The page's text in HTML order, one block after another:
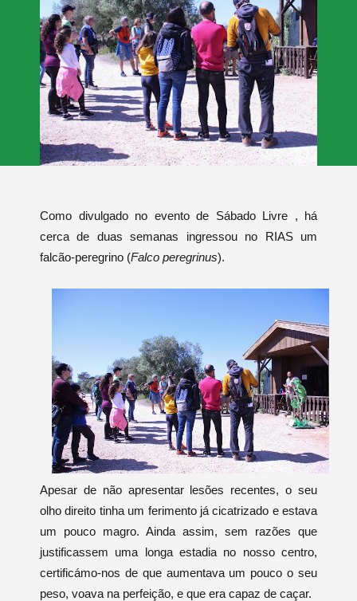
Como divulgado no evento de Sábado Livre , há
cerca de duas semanas ingressou no RIAS um
falcão-peregrino (Falco peregrinus).
Apesar de não apresentar lesões recentes, o seu
olho direito tinha um ferimento já cicatrizado e estava
um pouco magro. Ainda assim, sem razões que
justificassem uma longa estadia no nosso centro,
certificámo-nos de que aumentava um pouco o seu
peso, voava na perfeição, e que era capaz de caçar.